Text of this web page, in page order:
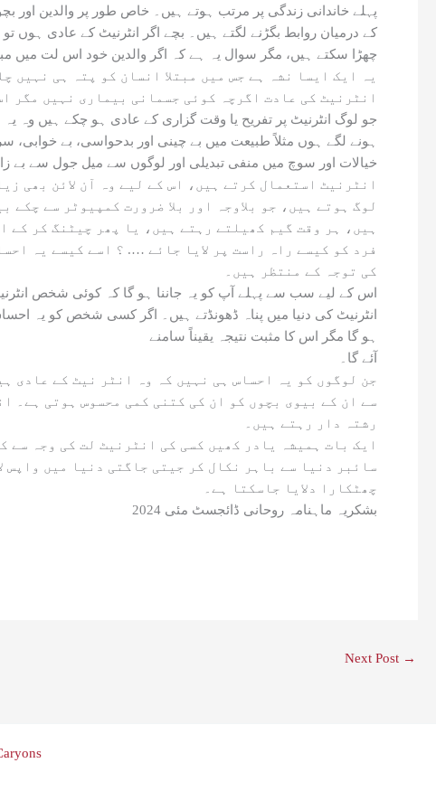
پہلے خاندانی زندگی پر مرتب ہوتے ہیں۔ خاص طور پر والدین اور
کے درمیان روابط بگڑنے لگتے ہیں۔ بچے اگر انٹرنیٹ کے عادی ہوں
چھڑا سکتے ہیں، مگر سوال یہ ہے کہ اگر والدین خود اس لت میں
یہ ایک ایسا نشہ ہے جس میں مبتلا انسان کو پتہ ہی نہیں
انٹرنیٹ کی عادت اگرچہ کوئی جسمانی بیماری نہیں مگر
جو لوگ انٹرنیٹ پر تفریح یا وقت گزاری کے عادی ہو چکے ہیں
ہونے لگے ہوں مثلاً طبیعت میں بے چینی اور بدحواسی، بے خوابی،
خیالات اور سوچ میں منفی تبدیلی اور لوگوں سے میل جول سے
انٹرنیٹ استعمال کرتے ہیں، اس کے لیے وہ آن لائن بھی
لوگ ہوتے ہیں، جو بلاوجہ اور بلا ضرورت کمپیوٹر سے
ہیں، ہر وقت گیم کھیلتے رہتے ہیں، یا پھر چیٹنگ کر
فرد کو کیسے راہ راست پر لایا جائے …. ؟ اسے کیسے یہ
کی توجہ کے منتظر ہیں۔
اس کے لیے سب سے پہلے آپ کو یہ جاننا ہو گا کہ کوئی شخص
انٹرنیٹ کی دنیا میں پناہ ڈھونڈتے ہیں۔ اگر کسی شخص کو یہ
ہو گا مگر اس کا مثبت نتیجہ یقیناً سامنے
آئے گا۔
جن لوگوں کو یہ احساس ہی نہیں کہ وہ انٹر نیٹ کے عادی
سے ان کے بیوی بچوں کو ان کی کتنی کمی محسوس ہوتی ہے۔
رشتہ دار رہتے ہیں۔
ایک بات ہمیشہ یادر کھیں کسی کی انٹرنیٹ لت کی وجہ سے
سائبر دنیا سے باہر نکال کر جیتی جاگتی دنیا میں
چھٹکارا دلایا جاسکتا ہے۔
بشکریہ ماہنامہ روحانی ڈائجسٹ مئی 2024
Next Post →